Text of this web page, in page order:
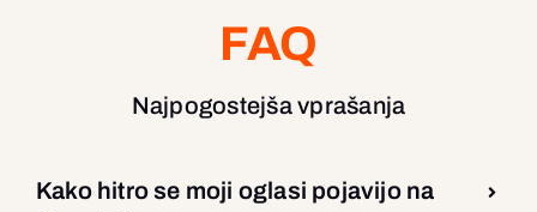
FAQ
Najpogostejša vprašanja
Kako hitro se moji oglasi pojavijo na